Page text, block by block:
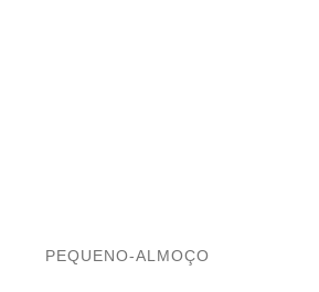
PEQUENO-ALMOÇO